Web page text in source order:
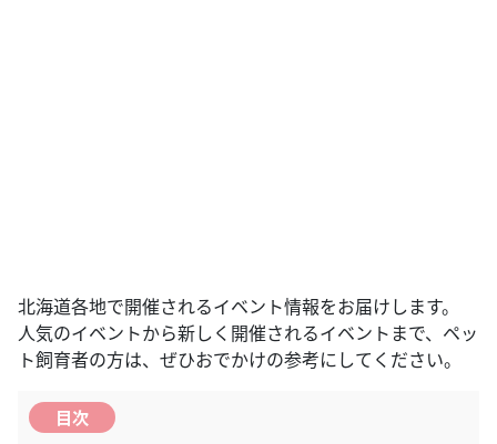
北海道各地で開催されるイベント情報をお届けします。
人気のイベントから新しく開催されるイベントまで、ペッ
ト飼育者の方は、ぜひおでかけの参考にしてください。
目次